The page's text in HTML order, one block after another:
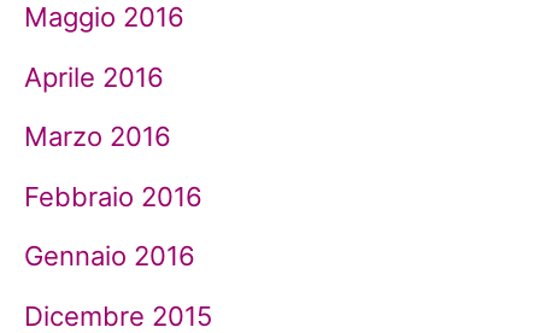
Maggio 2016
Aprile 2016
Marzo 2016
Febbraio 2016
Gennaio 2016
Dicembre 2015